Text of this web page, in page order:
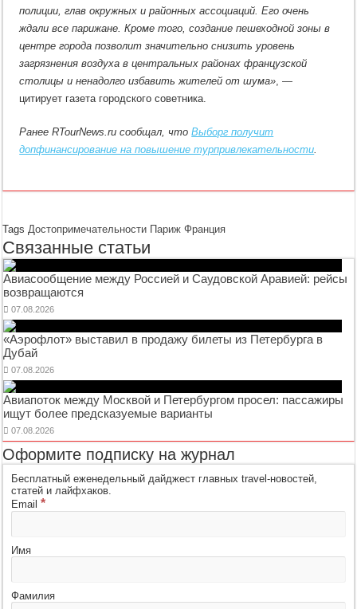
полиции, глав окружных и районных ассоциаций. Его очень
ждали все парижане. Кроме того, создание пешеходной зоны в
центре города позволит значительно снизить уровень
загрязнения воздуха в центральных районах французской
столицы и ненадолго избавить жителей от шума», —
цитирует газета городского советника.
Ранее RTourNews.ru сообщал, чтоВыборг получит
допфинансирование на повышение турпривлекательности.
TagsДостопримечательности Париж Франция
Связанные статьи
Авиасообщение между Россией и Саудовской Аравией: рейсы
возвращаются
07.08.2026
«Аэрофлот» выставил в продажу билеты из Петербурга в
Дубай
07.08.2026
Авиапоток между Москвой и Петербургом просел: пассажиры
ищут более предсказуемые варианты
07.08.2026
Оформите подписку на журнал
Бесплатный еженедельный дайджест главных travel-новостей,
статей и лайфхаков.
Email*
Имя
Фамилия